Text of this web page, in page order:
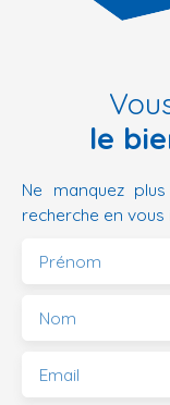
le
Ne manquez
recherche en
Prénom
Nom
Email